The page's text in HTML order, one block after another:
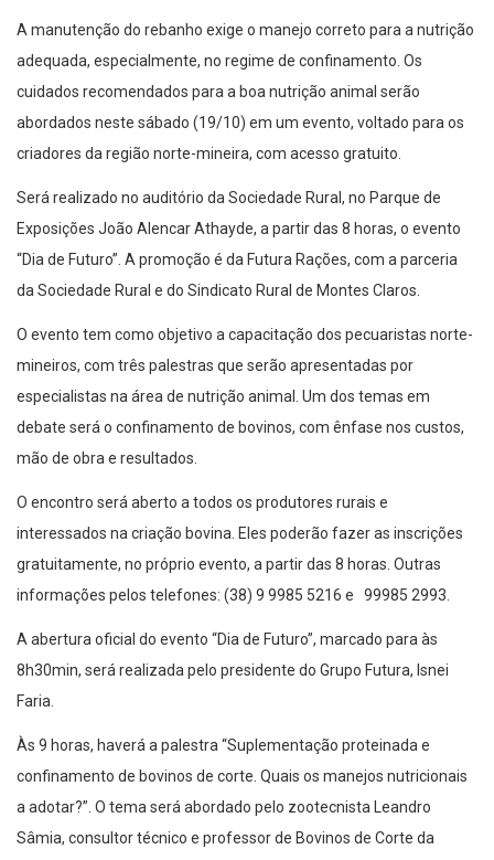
A manutenção do rebanho exige o manejo correto para a nutrição
adequada, especialmente, no regime de confinamento. Os
cuidados recomendados para a boa nutrição animal serão
abordados neste sábado (19/10) em um evento, voltado para os
criadores da região norte-mineira, com acesso gratuito.
Será realizado no auditório da Sociedade Rural, no Parque de
Exposições João Alencar Athayde, a partir das 8 horas, o evento
“Dia de Futuro”. A promoção é da Futura Rações, com a parceria
da Sociedade Rural e do Sindicato Rural de Montes Claros.
O evento tem como objetivo a capacitação dos pecuaristas norte-
mineiros, com três palestras que serão apresentadas por
especialistas na área de nutrição animal. Um dos temas em
debate será o confinamento de bovinos, com ênfase nos custos,
mão de obra e resultados.
O encontro será aberto a todos os produtores rurais e
interessados na criação bovina. Eles poderão fazer as inscrições
gratuitamente, no próprio evento, a partir das 8 horas. Outras
informações pelos telefones: (38) 9 9985 5216 e 99985 2993.
A abertura oficial do evento “Dia de Futuro”, marcado para às
8h30min, será realizada pelo presidente do Grupo Futura, Isnei
Faria.
Às 9 horas, haverá a palestra “Suplementação proteinada e
confinamento de bovinos de corte. Quais os manejos nutricionais
a adotar?”. O tema será abordado pelo zootecnista Leandro
Sâmia, consultor técnico e professor de Bovinos de Corte da